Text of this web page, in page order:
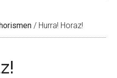
/ Hurra! Horaz!